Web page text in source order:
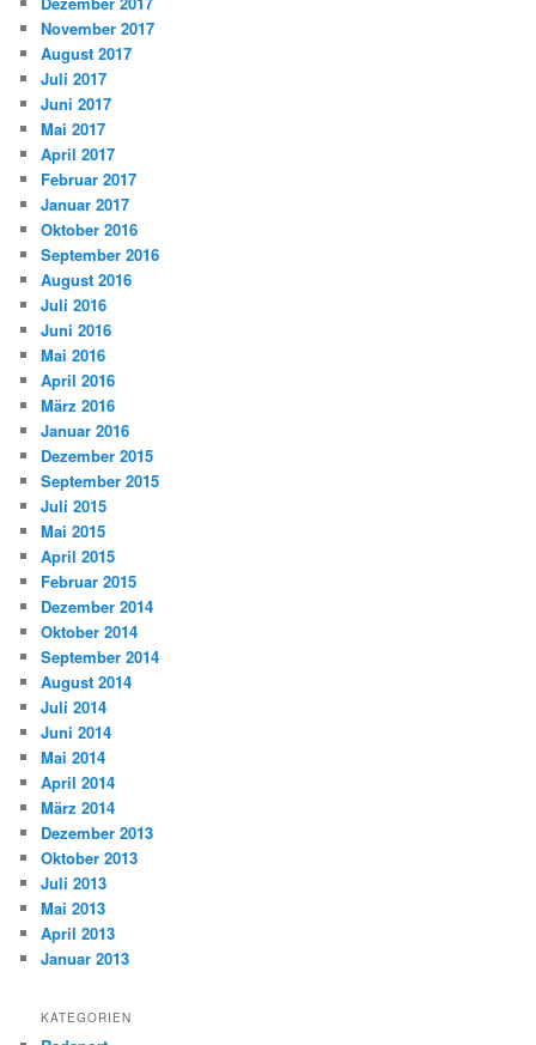
November 2017
August 2017
Juli 2017
Juni 2017
Mai 2017
April 2017
Februar 2017
Januar 2017
Oktober 2016
September 2016
August 2016
Juli 2016
Juni 2016
Mai 2016
April 2016
März 2016
Januar 2016
Dezember 2015
September 2015
Juli 2015
Mai 2015
April 2015
Februar 2015
Dezember 2014
Oktober 2014
September 2014
August 2014
Juli 2014
Juni 2014
Mai 2014
April 2014
März 2014
Dezember 2013
Oktober 2013
Juli 2013
Mai 2013
April 2013
Januar 2013
KATEGORIEN